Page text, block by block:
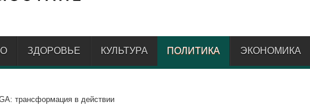
ЗДОРОВЬЕ КУЛЬТУРА ПОЛИТИКА ЭКОНОМИКА
трансформация в действии